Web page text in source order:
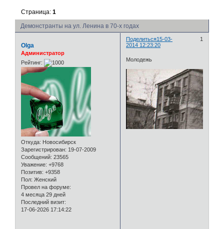
Демонстранты на ул. Ленина в 70-х годах
Страница:1
Поделиться 1
15-03-
2014 12:23:20
Olga
Администратор
Рейтинг:
Откуда: Новосибирск
Зарегистрирован: 19-07-2009
Сообщений: 23565
Уважение: +9768
Позитив: +9358
Пол: Женский
Провел на форуме:
4 месяца 29 дней
Последний визит:
17-06-2026 17:14:22
Молодежь